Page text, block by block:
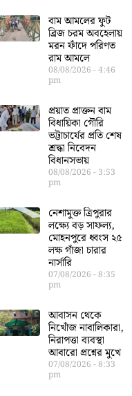
বাম আমলের ফুট
ব্রিজ চরম অবহেলায়
মরন ফাঁদে পরিণত
রাম আমলে
08/08/2026 4:46
pm
প্রয়াত প্রাক্তন বাম
বিধায়িকা গৌরি
ভট্টাচার্যের প্রতি শেষ
শ্রদ্ধা নিবেদন
বিধানসভায়
08/08/2026 3:53
pm
নেশামুক্ত ত্রিপুরার
লক্ষ্যে বড় সাফল্য,
মোহনপুরে ধ্বংস ২৫
লক্ষ গাঁজা চারার
নার্সারি
07/08/2026 8:35
pm
আবাসন থেকে
নিখোঁজ নাবালিকারা,
নিরাপত্তা ব্যবস্থা
আবারো প্রশ্নের মুখে
07/08/2026 8:33
pm